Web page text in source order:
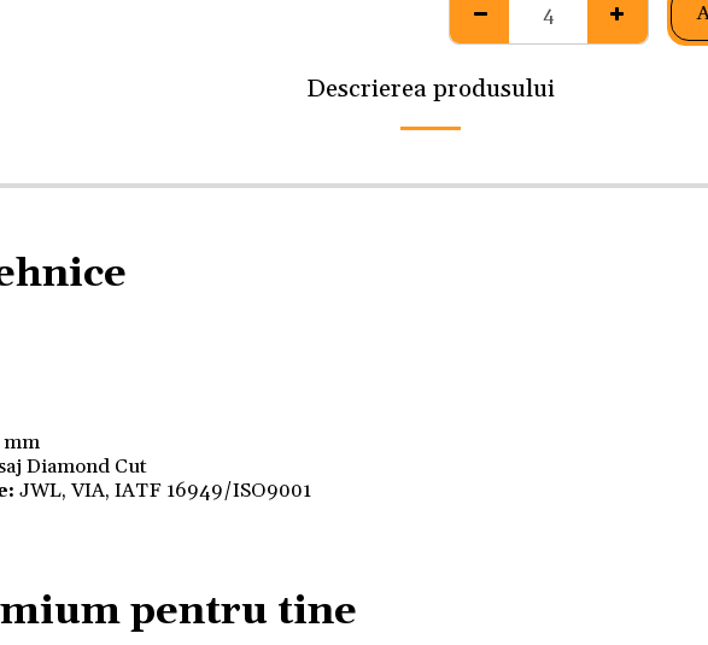
Descrierea produsului
mm
Diamond Cut
JWL, VIA, IATF 16949/ISO9001
pentru tine